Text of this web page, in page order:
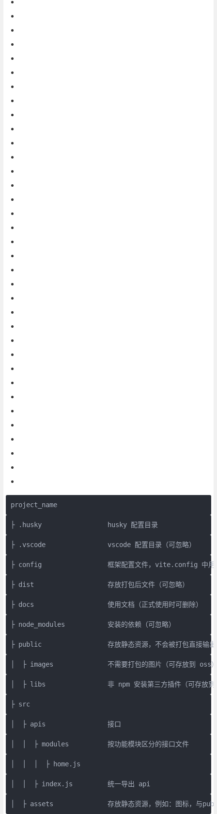
project_name
├ .husky                 husky 配置目录
├ .vscode                vscode 配置目录（可忽略）
├ config                 框架配置文件，vite.config 中用
├ dist                   存放打包后文件（可忽略）
├ docs                   使用文档（正式使用时可删除）
├ node_modules           安装的依赖（可忽略）
├ public                 存放静态资源，不会被打包直接输
│  ├ images              不需要打包的图片（可存放到 oss
│  ├ libs                非 npm 安装第三方插件（可存放到
├ src
│  ├ apis                接口
│  │  ├ modules          按功能模块区分的接口文件
│  │  │  ├ home.js
│  │  ├ index.js         统一导出 api
│  ├ assets              存放静态资源，例如：图标，与